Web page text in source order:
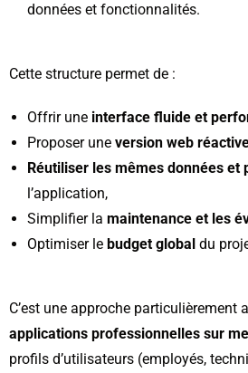
données et fonctionnalités.
Cette structure permet de :
Offrir une interface fluide et
Proposer une version web
Réutiliser les mêmes données et
l’application,
Simplifier la maintenance et les
Optimiser le budget global du
C’est une approche particulièrement
applications professionnelles sur
profils d’utilisateurs (employés,